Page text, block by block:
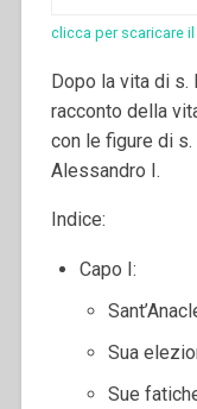
clicca per scaricare
Dopo la vita di s.
racconto della
con le figure di s.
Alessandro I.
Indice:
Capo I:
Sua
Sue